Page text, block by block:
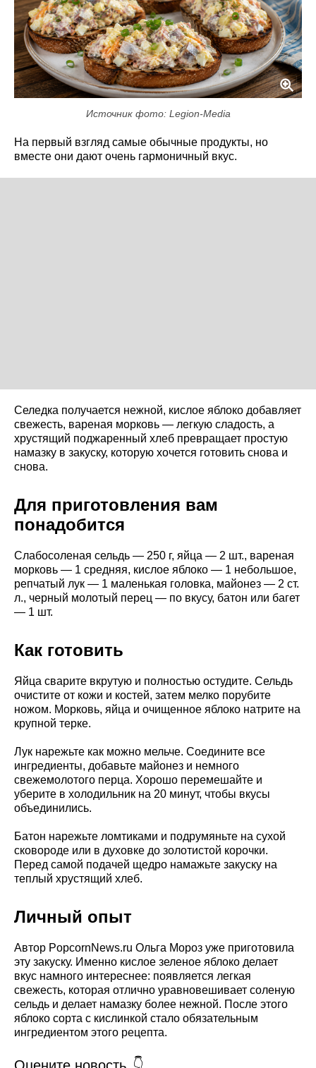
Источник фото: Legion-Media
На первый взгляд самые обычные продукты, но
вместе они дают очень гармоничный вкус.
Селедка получается нежной, кислое яблоко добавляет
свежесть, вареная морковь — легкую сладость, а
хрустящий поджаренный хлеб превращает простую
намазку в закуску, которую хочется готовить снова и
снова.
Для приготовления вам
понадобится
Слабосоленая сельдь — 250 г, яйца — 2 шт., вареная
морковь — 1 средняя, кислое яблоко — 1 небольшое,
репчатый лук — 1 маленькая головка, майонез — 2 ст.
л., черный молотый перец — по вкусу, батон или багет
— 1 шт.
Как готовить
Яйца сварите вкрутую и полностью остудите. Сельдь
очистите от кожи и костей, затем мелко порубите
ножом. Морковь, яйца и очищенное яблоко натрите на
крупной терке.
Лук нарежьте как можно мельче. Соедините все
ингредиенты, добавьте майонез и немного
свежемолотого перца. Хорошо перемешайте и
уберите в холодильник на 20 минут, чтобы вкусы
объединились.
Батон нарежьте ломтиками и подрумяньте на сухой
сковороде или в духовке до золотистой корочки.
Перед самой подачей щедро намажьте закуску на
теплый хрустящий хлеб.
Личный опыт
Автор PopcornNews.ru Ольга Мороз уже приготовила
эту закуску. Именно кислое зеленое яблоко делает
вкус намного интереснее: появляется легкая
свежесть, которая отлично уравновешивает соленую
сельдь и делает намазку более нежной. После этого
яблоко сорта с кислинкой стало обязательным
ингредиентом этого рецепта.